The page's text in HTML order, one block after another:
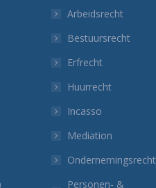
Arbeidsrecht
Bestuursrecht
Erfrecht
Huurrecht
Incasso
Mediation
Ondernemingsrecht
Personen- &